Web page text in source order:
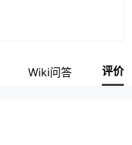
Wiki问答 评价